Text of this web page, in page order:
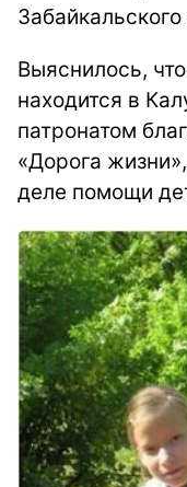
Забайкальского
Выяснилось,
находится в
патронатом
«Дорога
деле помощи